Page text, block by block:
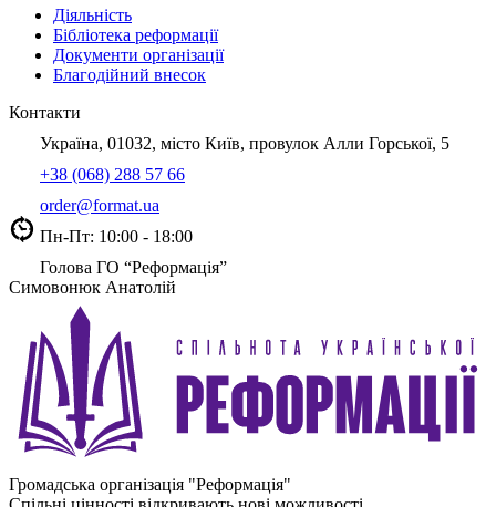
Діяльність
Бібліотека реформації
Документи організації
Благодійний внесок
Контакти
Україна, 01032, місто Київ, провулок Алли Горської, 5
+38 (068) 288 57 66
order@format.ua
Пн-Пт: 10:00 - 18:00
Голова ГО “Реформація”
Симовонюк Анатолій
Громадська організація "Реформація"